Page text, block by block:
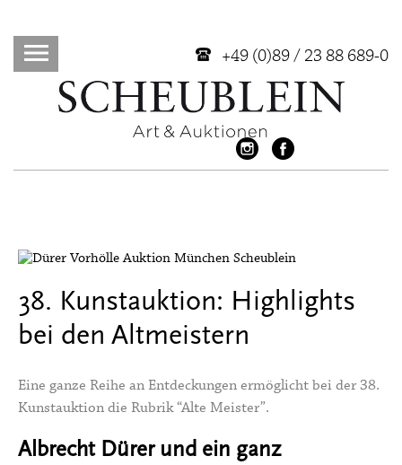
+49 (0)89 / 23 88 689-0
38. Kunstauktion: Highlights
bei den Altmeistern
Eine ganze Reihe an Entdeckungen ermöglicht bei der 38.
Kunstauktion die Rubrik “Alte Meister”.
Albrecht Dürer und ein ganz